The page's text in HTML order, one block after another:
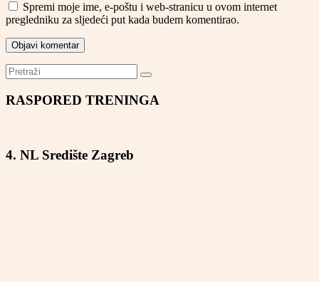
Spremi moje ime, e-poštu i web-stranicu u ovom internet
pregledniku za sljedeći put kada budem komentirao.
RASPORED TRENINGA
4. NL Središte Zagreb